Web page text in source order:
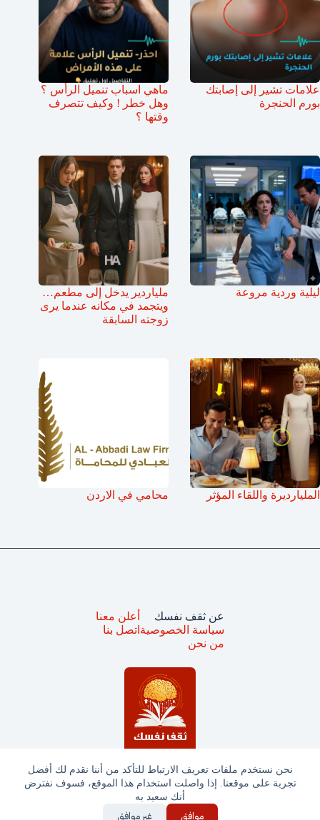
نحن نستخدم ملفات تعريف الارتباط للتأكد من أننا نقدم لك أفضل
تجربة على موقعنا. إذا واصلت استخدام هذا الموقع، فسوف نفترض
أنك سعيد به
موافق غير موافق
علامات تشير إلى إصابتك
بورم الحنجرة
ماهي اسباب تنميل الرأس ؟
وهل خطر ! وكيف تتصرف
وقتها ؟
ليلية وردية مروعة
ملياردير يدخل إلى مطعم…
ويتجمد في مكانه عندما يرى
زوجته السابقة
المليارديرة واللقاء المؤثر محامي في الاردن
جميع الحقوق محفوظة © ثقف نفسك 2025
عن ثقف نفسك
سياسة الخصوصية
من نحن
أعلن معنا
اتصل بنا